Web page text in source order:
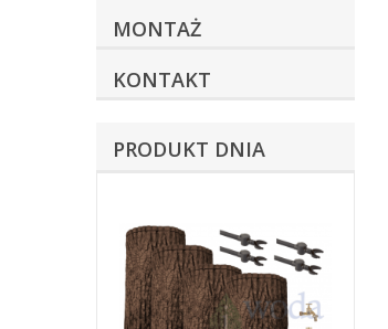
MONTAŻ
KONTAKT
PRODUKT DNIA